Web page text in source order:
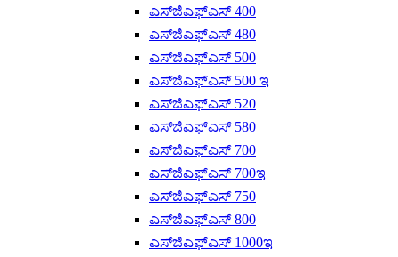
ಎಸ್‌ಜಿಎಫ್‌ಎಸ್ 400
ಎಸ್‌ಜಿಎಫ್‌ಎಸ್ 480
ಎಸ್‌ಜಿಎಫ್‌ಎಸ್ 500
ಎಸ್‌ಜಿಎಫ್‌ಎಸ್ 500 ಇ
ಎಸ್‌ಜಿಎಫ್‌ಎಸ್ 520
ಎಸ್‌ಜಿಎಫ್‌ಎಸ್ 580
ಎಸ್‌ಜಿಎಫ್‌ಎಸ್ 700
ಎಸ್‌ಜಿಎಫ್‌ಎಸ್ 700ಇ
ಎಸ್‌ಜಿಎಫ್‌ಎಸ್ 750
ಎಸ್‌ಜಿಎಫ್‌ಎಸ್ 800
ಎಸ್‌ಜಿಎಫ್‌ಎಸ್ 1000ಇ